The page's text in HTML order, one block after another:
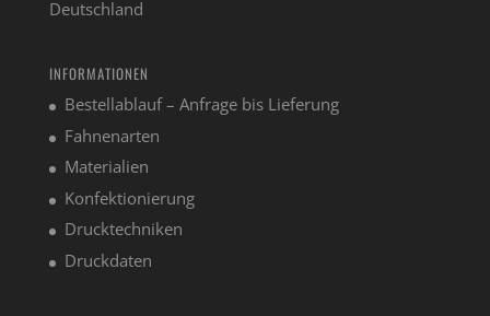
Deutschland
INFORMATIONEN
Bestellablauf – Anfrage bis Lieferung
Fahnenarten
Materialien
Konfektionierung
Drucktechniken
Druckdaten